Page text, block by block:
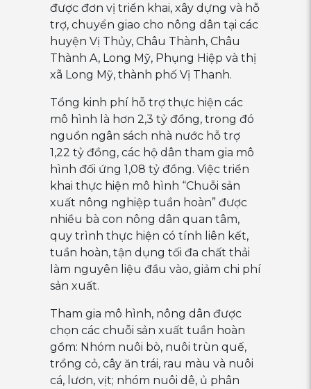
được đơn vị triển khai, xây dựng và hỗ
trợ, chuyển giao cho nông dân tại các
huyện Vị Thủy, Châu Thành, Châu
Thành A, Long Mỹ, Phụng Hiệp và thị
xã Long Mỹ, thành phố Vị Thanh.
Tổng kinh phí hỗ trợ thực hiện các
mô hình là hơn 2,3 tỷ đồng, trong đó
nguồn ngân sách nhà nước hỗ trợ
1,22 tỷ đồng, các hộ dân tham gia mô
hình đối ứng 1,08 tỷ đồng. Việc triển
khai thực hiện mô hình “Chuỗi sản
xuất nông nghiệp tuần hoàn” được
nhiều bà con nông dân quan tâm,
quy trình thực hiện có tính liên kết,
tuần hoàn, tận dụng tối đa chất thải
làm nguyên liệu đầu vào, giảm chi phí
sản xuất.
Tham gia mô hình, nông dân được
chọn các chuỗi sản xuất tuần hoàn
gồm: Nhóm nuôi bò, nuôi trùn quế,
trồng cỏ, cây ăn trái, rau màu và nuôi
cá, lươn, vịt; nhóm nuôi dê, ủ phân